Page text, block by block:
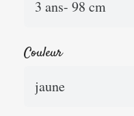
Couleur